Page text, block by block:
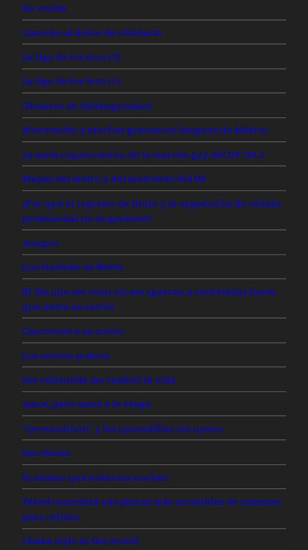
De vuelta
Canción al dolor de olvidarte
La liga de los feos (2)
La liga de los feos (1)
Glosario de chilanguismos
Bienvenido y muchas gracias en lenguas de México
La mala organización de la marcha gay del DF 2013
Mapas del metro y del metrobús del DF
¿Por qué el registro de título y la expedición de cédula
profesional no es gratuito?
Amigos
Los fandubs de Netza
El día que me vean así me agarran a cachetadas hasta
que entre en razón
Canciones a mi novio
Los novios pobres
Ser culisuelta me cambió la vida
Amor, pero amor a la verga
“Quetzaditzin” y las quesadillas sin queso
Las chicas
lo mismo que todas las noches
Telcel cancelará sus planes más accesibles de internet
para celular
Chaka style in the world